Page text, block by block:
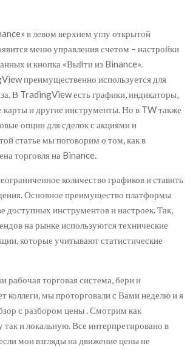
в левом верхнем углу открытой
меню управления счетом – настройки
и кнопка «Выйти из Binance».
преимущественно используется для
В TradingView есть графики, индикаторы,
карты и другие инструменты. Но в TW также
опции для сделок с акциями и
статье мы поговорим о том, как в
торговля на Binance.
количество графиков и ставить
Основное преимущество платформы
доступных инструментов и настроек. Так,
на рынке используются технические
которые учитывают статистические
рабочая торговая система, бери и
коллеги, мы проторговали с Вами неделю и я
с разбором цены . Смотрим как
так и локальную. Все интерпретировано в
мои взгляды на движение цены не